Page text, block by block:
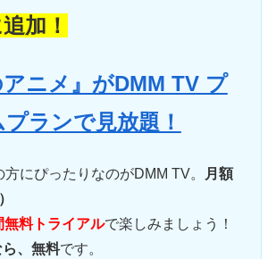
加！
アニメ』がDMM TV プ
ランで見放題！
にぴったりなのがDMM TV。
月額
無料トライアルで楽しみましょう！
、無料です。